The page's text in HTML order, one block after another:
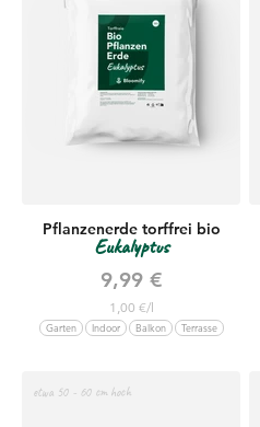
Pflanzenerde torffrei bio
Eukalyptus
Angebot
9,99 €
1,00 €/l
Garten Indoor Balkon Terrasse
etwa 50 - 60 cm hoch